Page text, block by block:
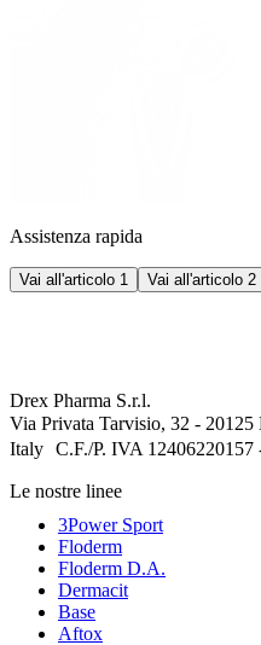
Assistenza rapida
Vai all'articolo 1 Vai all'articolo 2
Drex Pharma S.r.l.
Via Privata Tarvisio, 32 -
Italy C.F./P. IVA 12406220157
Le nostre linee
3Power Sport
Floderm
Floderm D.A.
Dermacit
Base
Aftox